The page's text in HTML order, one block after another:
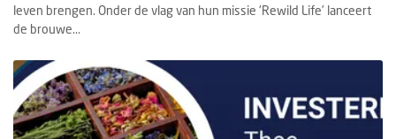
leven brengen. Onder de vlag van hun missie 'Rewild Life’ lanceert
de brouwe...